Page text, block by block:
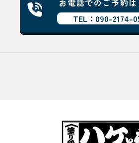
TEL：090-2174-